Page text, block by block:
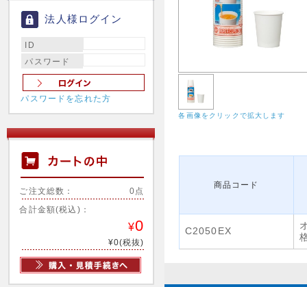
法人様ログイン
ID
パスワード
パスワードを忘れた方
ご注文総数： 0点
合計金額(税込)：
¥0
¥0(税抜)
各画像をクリックで拡大します
商品コード
C2050EX